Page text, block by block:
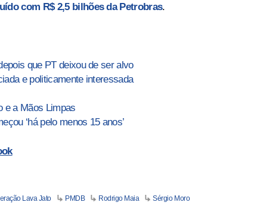
com R$ 2,5 bilhões da Petrobras.
que PT deixou de ser alvo
e politicamente interessada
e a Mãos Limpas
‘há pelo menos 15 anos’
Lava Jato PMDB Rodrigo Maia Sérgio Moro